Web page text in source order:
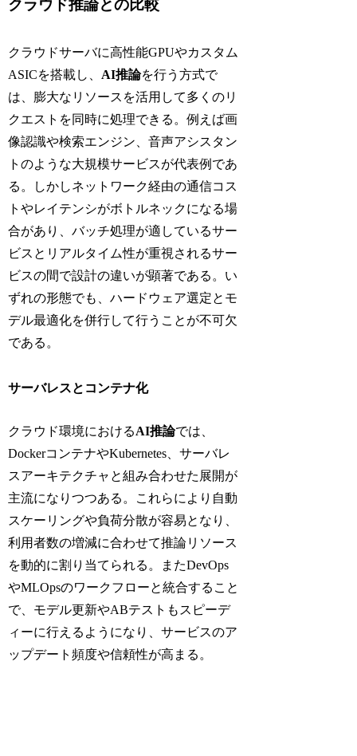
クラウド推論との比較
クラウドサーバに高性能GPUやカスタム
ASICを搭載し、AI推論を行う方式で
は、膨大なリソースを活用して多くのリ
クエストを同時に処理できる。例えば画
像認識や検索エンジン、音声アシスタン
トのような大規模サービスが代表例であ
る。しかしネットワーク経由の通信コス
トやレイテンシがボトルネックになる場
合があり、バッチ処理が適しているサー
ビスとリアルタイム性が重視されるサー
ビスの間で設計の違いが顕著である。い
ずれの形態でも、ハードウェア選定とモ
デル最適化を併行して行うことが不可欠
である。
サーバレスとコンテナ化
クラウド環境におけるAI推論では、
DockerコンテナやKubernetes、サーバレ
スアーキテクチャと組み合わせた展開が
主流になりつつある。これらにより自動
スケーリングや負荷分散が容易となり、
利用者数の増減に合わせて推論リソース
を動的に割り当てられる。またDevOps
やMLOpsのワークフローと統合すること
で、モデル更新やABテストもスピーデ
ィーに行えるようになり、サービスのア
ップデート頻度や信頼性が高まる。